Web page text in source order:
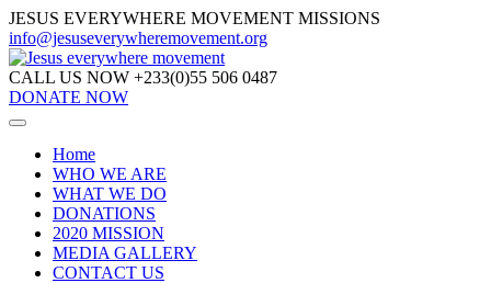
JESUS EVERYWHERE MOVEMENT MISSIONS
info@jesuseverywheremovement.org
CALL US NOW +233(0)55 506 0487
DONATE NOW
Home
WHO WE ARE
WHAT WE DO
DONATIONS
2020 MISSION
MEDIA GALLERY
CONTACT US